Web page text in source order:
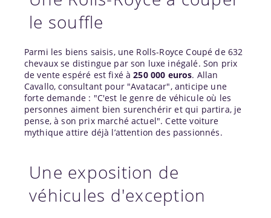
le souffle
Parmi les biens saisis, une Rolls-Royce Coupé de 632
chevaux se distingue par son luxe inégalé. Son prix
de vente espéré est fixé à250 000 euros. Allan
Cavallo, consultant pour "Avatacar", anticipe une
forte demande : "C'est le genre de véhicule où les
personnes aiment bien surenchérir et qui partira, je
pense, à son prix marché actuel". Cette voiture
mythique attire déjà l’attention des passionnés.
Une exposition de
véhicules d'exception